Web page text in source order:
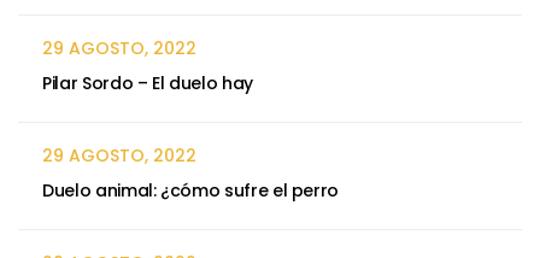
29 AGOSTO, 2022
Pilar Sordo – El duelo hay
29 AGOSTO, 2022
Duelo animal: ¿cómo sufre el perro